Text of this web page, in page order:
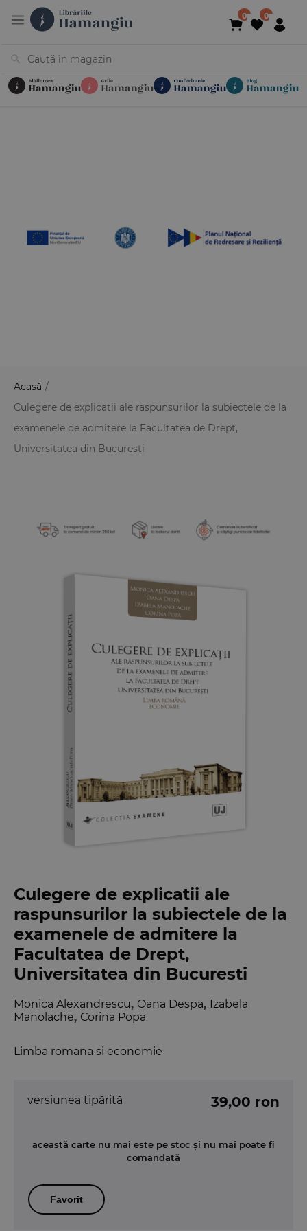
Acasă /
Culegere de explicatii ale raspunsurilor la subiectele de la
examenele de admitere la Facultatea de Drept,
Universitatea din Bucuresti
Culegere de explicatii ale
raspunsurilor la subiectele de la
examenele de admitere la
Facultatea de Drept,
Universitatea din Bucuresti
Limba romana si economie
Monica Alexandrescu, Oana Despa, Izabela
Manolache, Corina Popa
versiunea tipărită 39,00 ron
această carte nu mai este pe stoc și nu mai poate fi
comandată
Favorit